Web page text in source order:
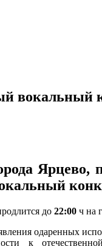
вокальный
до 22:00 ч на
одаренных
к